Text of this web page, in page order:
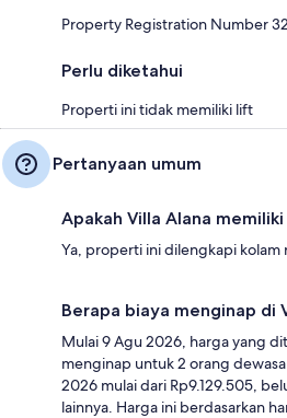
Property Registration Number
Perlu diketahui
Properti ini tidak memiliki lift
Pertanyaan umum
Apakah Villa Alana
Ya, properti ini dilengkapi kolam
Berapa biaya menginap di
Mulai 9 Agu 2026, harga yang
menginap untuk 2 orang
2026 mulai dari Rp9.129.505,
lainnya. Harga ini berdasarkan